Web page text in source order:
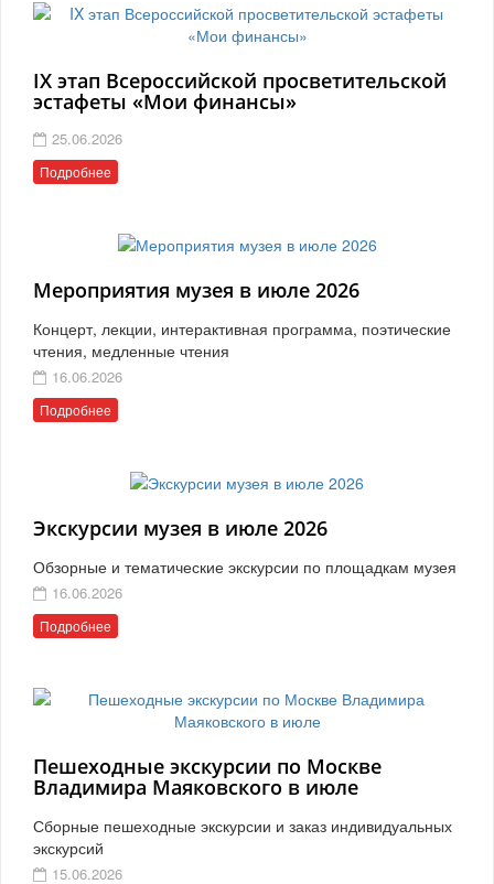
IX этап Всероссийской просветительской
эстафеты «Мои финансы»
25.06.2026
Подробнее
Мероприятия музея в июле 2026
Концерт, лекции, интерактивная программа, поэтические
чтения, медленные чтения
16.06.2026
Подробнее
Экскурсии музея в июле 2026
Обзорные и тематические экскурсии по площадкам музея
16.06.2026
Подробнее
Пешеходные экскурсии по Москве
Владимира Маяковского в июле
Сборные пешеходные экскурсии и заказ индивидуальных
экскурсий
15.06.2026